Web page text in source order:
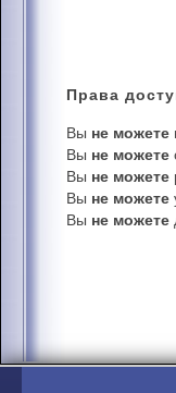
Права
Вы не можете
Вы не можете
Вы не можете
Вы не можете
Вы не можете